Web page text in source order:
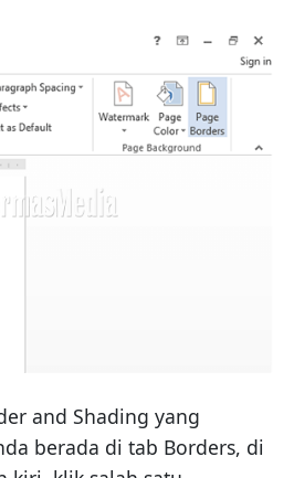
and Shading yang
berada di tab Borders, di